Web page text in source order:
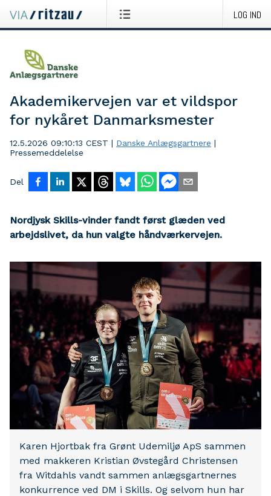
LOG IND
Akademikervejen var et vildspor
for nykåret Danmarksmester
12.5.2026 09:10:13 CEST | Danske Anlægsgartnere |
Pressemeddelelse
Del
Nordjysk Skills-vinder fandt først glæden ved
arbejdslivet, da hun valgte håndværkervejen.
Karen Hjortbak fra Grønt Udemiljø ApS sammen
med makkeren Kristian Øvstegård Christensen
fra Witdahls vandt sammen anlægsgartnernes
konkurrence ved DM i Skills. Og selvom hun har